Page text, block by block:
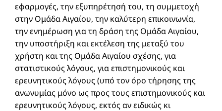
εφαρμογές, την εξυπηρέτησή του, τη συμμετοχή
στην Ομάδα Αιγαίου, την καλύτερη επικοινωνία,
την ενημέρωση για τη δράση της Ομάδα Αιγαίου,
την υποστήριξη και εκτέλεση της μεταξύ του
χρήστη και της Ομάδα Αιγαίου σχέσης, για
στατιστικούς λόγους, για επιστημονικούς και
ερευνητικούς λόγους (υπό τον όρο τήρησης της
ανωνυμίας μόνο ως προς τους επιστημονικούς και
ερευνητικούς λόγους, εκτός αν ειδικώς κι